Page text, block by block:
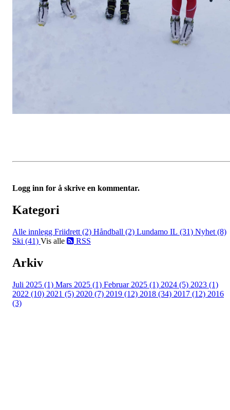
Logg inn for å skrive en kommentar.
Kategori
Alle innlegg Friidrett (2) Håndball (2) Lundamo IL (31) Nyhet (8)
Ski (41) Vis alle RSS
Arkiv
Juli 2025 (1) Mars 2025 (1) Februar 2025 (1) 2024 (5) 2023 (1)
2022 (10) 2021 (5) 2020 (7) 2019 (12) 2018 (34) 2017 (12) 2016
(3)